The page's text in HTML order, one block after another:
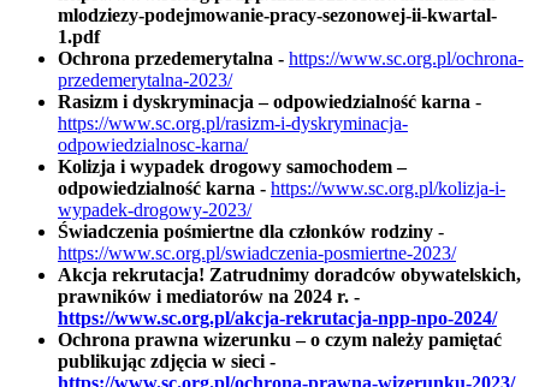
mlodziezy-podejmowanie-pracy-sezonowej-ii-kwartal-
1.pdf
Ochrona przedemerytalna - https://www.sc.org.pl/ochrona-
przedemerytalna-2023/
Rasizm i dyskryminacja – odpowiedzialność karna -
https://www.sc.org.pl/rasizm-i-dyskryminacja-
odpowiedzialnosc-karna/
Kolizja i wypadek drogowy samochodem –
odpowiedzialność karna - https://www.sc.org.pl/kolizja-i-
wypadek-drogowy-2023/
Świadczenia pośmiertne dla członków rodziny -
https://www.sc.org.pl/swiadczenia-posmiertne-2023/
Akcja rekrutacja! Zatrudnimy doradców obywatelskich,
prawników i mediatorów na 2024 r. -
https://www.sc.org.pl/akcja-rekrutacja-npp-npo-2024/
Ochrona prawna wizerunku – o czym należy pamiętać
publikując zdjęcia w sieci -
https://www.sc.org.pl/ochrona-prawna-wizerunku-2023/